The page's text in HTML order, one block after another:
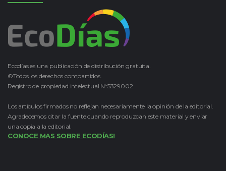
Ecodías es una publicación de distribución gratuita.
©Todos los derechos compartidos.
Registro de propiedad intelectual Nº5329002
Los artículos firmados no reflejan necesariamente la opinión de la editorial.
Agradecemos citar la fuente cuando reproduzcan este material y enviar
una copia a la editorial.
CONOCE MAS SOBRE ECODÍAS!